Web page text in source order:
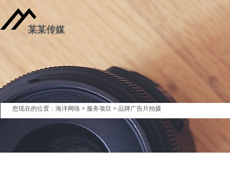
某某传媒
您现在的位置： 海洋网络 > 服务项目 > 品牌广告片拍摄